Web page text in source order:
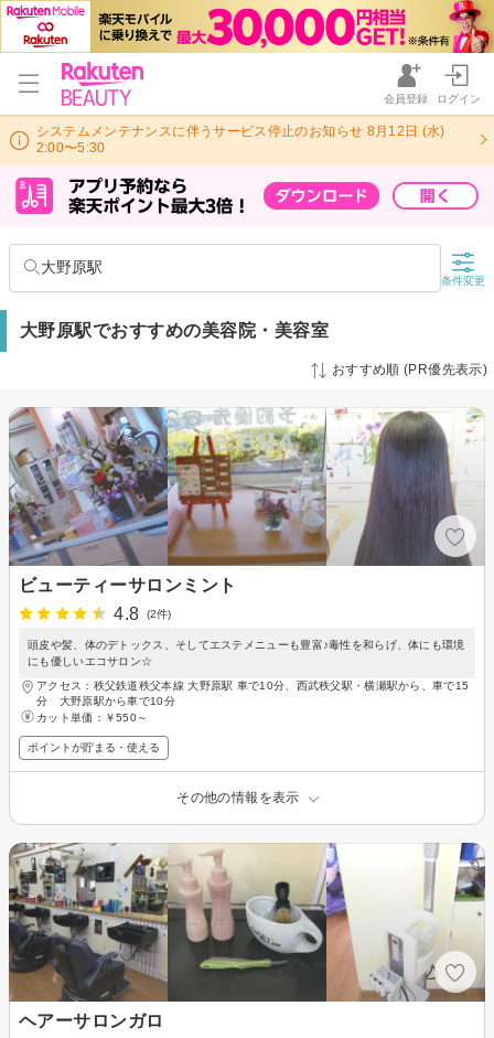
会員登録 ログイン
システムメンテナンスに伴うサービス停止のお知らせ 8月12日 (水)
2:00〜5:30
大野原駅
条件変更
大野原駅でおすすめの美容院・美容室
おすすめ順 (PR優先表示)
ビューティーサロンミント
4.8
(2件)
頭皮や髪、体のデトックス、そしてエステメニューも豊富♪毒性を和らげ、体にも環境
にも優しいエコサロン☆
アクセス：秩父鉄道秩父本線 大野原駅 車で10分、西武秩父駅・横瀬駅から、車で15
分 大野原駅から車で10分
カット単価： ￥550～
ポイントが貯まる・使える
その他の情報を表示
ヘアーサロンガロ